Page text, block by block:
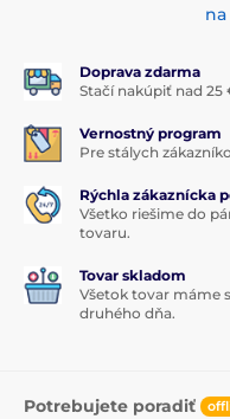
Doprava zdarma
Stačí nakúpiť nad 25
Vernostný program
Pre stálych
Rýchla zákaznícka
Všetko riešime do
tovaru.
Tovar skladom
Všetok tovar máme
druhého dňa.
Potrebujete poradiť